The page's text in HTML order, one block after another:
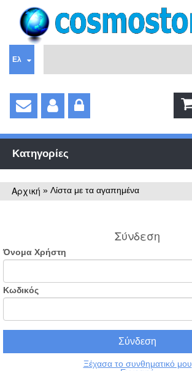
Ελ
Κατηγορίες
Αρχική » Λίστα με τα αγαπημένα
Σύνδεση
Όνομα Χρήστη
Κωδικός
Ξέχασα το συνθηματικό μου